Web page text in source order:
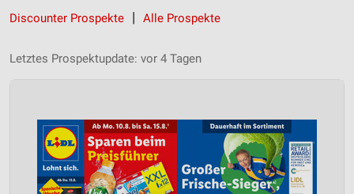
Discounter Prospekte
Alle Prospekte
Letztes Prospektupdate: vor 4 Tagen